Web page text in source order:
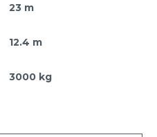
23 m
12.4 m
3000 kg